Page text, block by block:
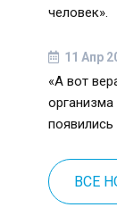
человек».
11 Апр
«А вот
появились
ВСЕ